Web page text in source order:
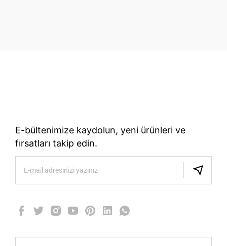
E-bültenimize kaydolun, yeni ürünleri ve
fırsatları takip edin.